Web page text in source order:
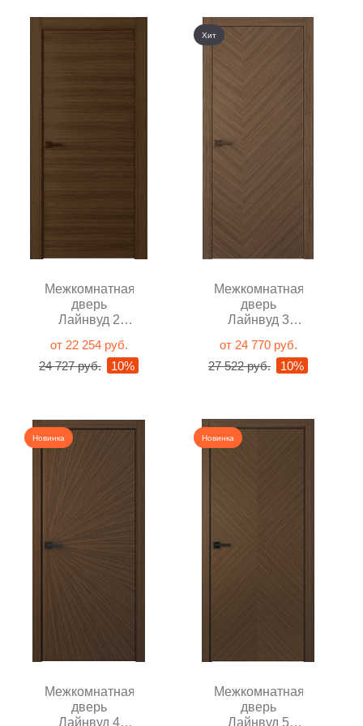
Межкомнатная
дверь
Лайнвуд 2
от 22 254 руб.
24 727 руб.
10%
Хит
Межкомнатная
дверь
Лайнвуд 3
от 24 770 руб.
27 522 руб.
10%
Новинка
Межкомнатная
дверь
Лайнвуд 4
Новинка
Межкомнатная
дверь
Лайнвуд 5